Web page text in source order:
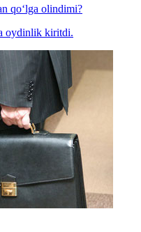
qo‘lga olindimi?
oydinlik kiritdi.